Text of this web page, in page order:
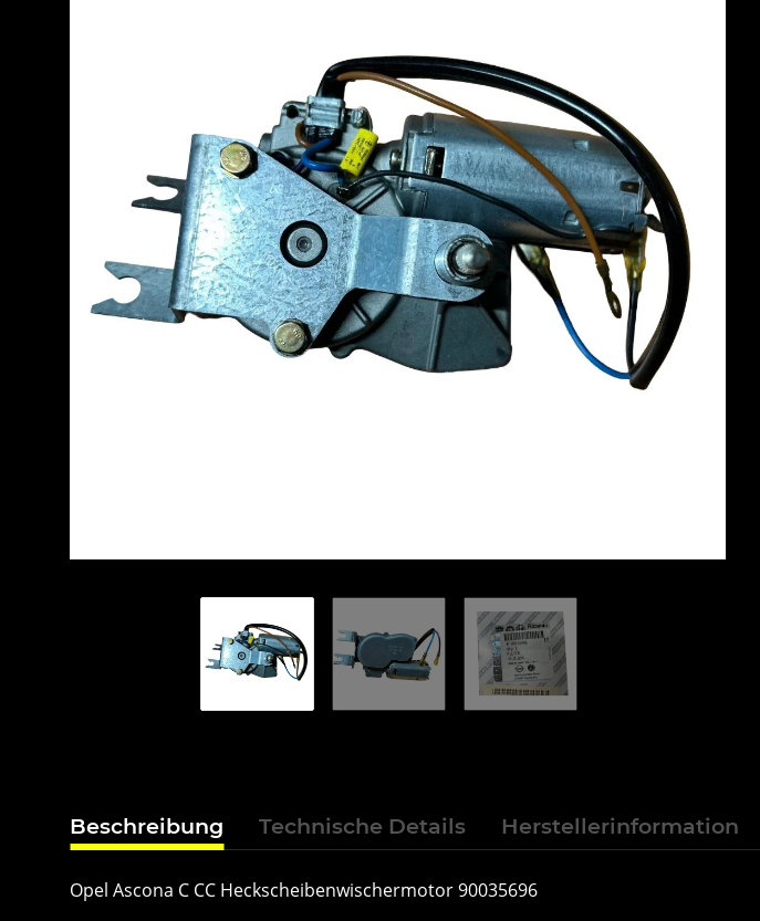
Beschreibung Technische Details Herstellerinformation
Opel Ascona C CC Heckscheibenwischermotor 90035696